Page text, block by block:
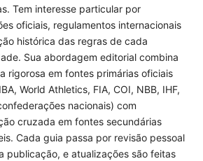
Tem interesse particular por
oficiais, regulamentos internacionais
histórica das regras de cada
Sua abordagem editorial combina
rigorosa em fontes primárias oficiais
World Athletics, FIA, COI, NBB, IHF,
nacionais) com
cruzada em fontes secundárias
Cada guia passa por revisão pessoal
publicação, e atualizações são feitas